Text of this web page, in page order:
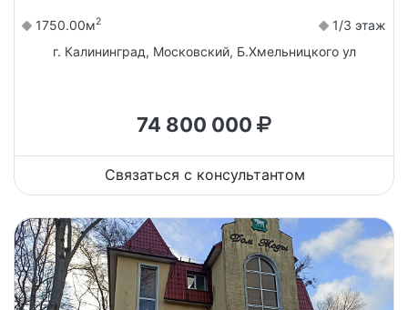
1750.00м2
1/3 этаж
г. Калининград, Московский, Б.Хмельницкого ул
74 800 000
Связаться с консультантом